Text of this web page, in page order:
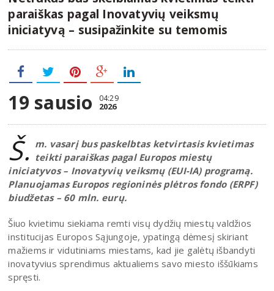
paraiškas pagal Inovatyvių veiksmų
iniciatyvą – susipažinkite su temomis
19 sausio 04:29
2026
Š. m. vasarį bus paskelbtas ketvirtasis kvietimas
teikti paraiškas pagal Europos miestų
iniciatyvos – Inovatyvių veiksmų (EUI-IA) programą.
Planuojamas Europos regioninės plėtros fondo (ERPF)
biudžetas – 60 mln. eurų.
Šiuo kvietimu siekiama remti visų dydžių miestų valdžios
institucijas Europos Sąjungoje, ypatingą dėmesį skiriant
mažiems ir vidutiniams miestams, kad jie galėtų išbandyti
inovatyvius sprendimus aktualiems savo miesto iššūkiams
spręsti.